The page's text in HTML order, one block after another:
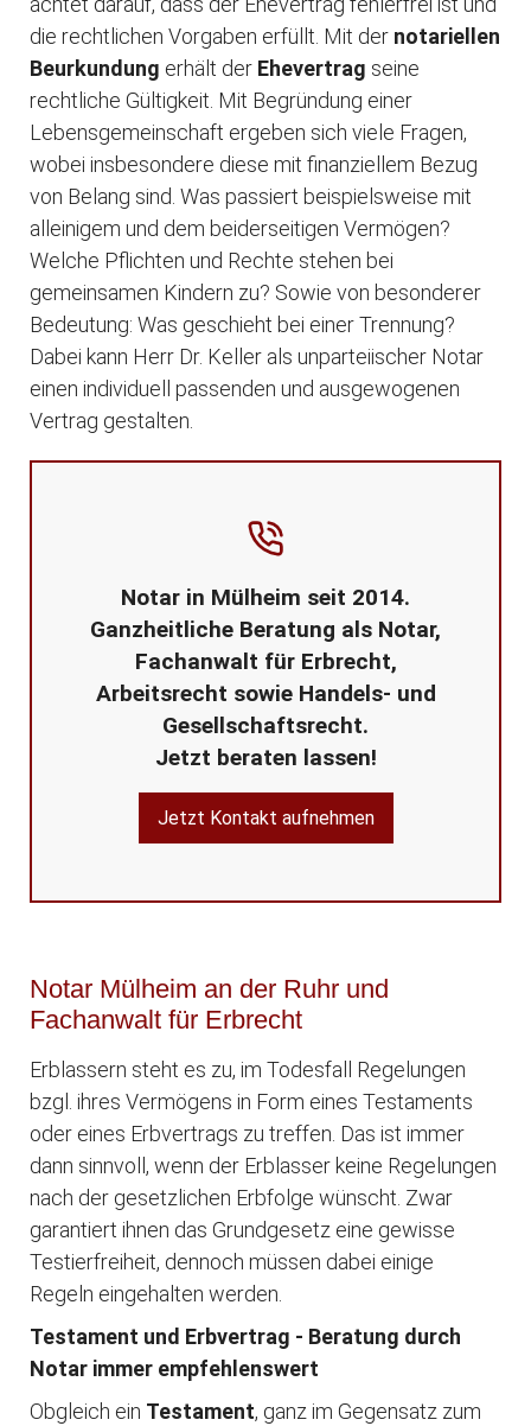
die rechtlichen Vorgaben erfüllt. Mit der notariellen
Beurkundung erhält der Ehevertrag seine
rechtliche Gültigkeit. Mit Begründung einer
Lebensgemeinschaft ergeben sich viele Fragen,
wobei insbesondere diese mit finanziellem Bezug
von Belang sind. Was passiert beispielsweise mit
alleinigem und dem beiderseitigen Vermögen?
Welche Pflichten und Rechte stehen bei
gemeinsamen Kindern zu? Sowie von besonderer
Bedeutung: Was geschieht bei einer Trennung?
Dabei kann Herr Dr. Keller als unparteiischer Notar
einen individuell passenden und ausgewogenen
Vertrag gestalten.
Notar in Mülheim seit 2014.
Ganzheitliche Beratung als Notar,
Fachanwalt für Erbrecht,
Arbeitsrecht sowie Handels- und
Gesellschaftsrecht.
Jetzt beraten lassen!
Jetzt Kontakt aufnehmen
Notar Mülheim an der Ruhr und
Fachanwalt für Erbrecht
Erblassern steht es zu, im Todesfall Regelungen
bzgl. ihres Vermögens in Form eines Testaments
oder eines Erbvertrags zu treffen. Das ist immer
dann sinnvoll, wenn der Erblasser keine Regelungen
nach der gesetzlichen Erbfolge wünscht. Zwar
garantiert ihnen das Grundgesetz eine gewisse
Testierfreiheit, dennoch müssen dabei einige
Regeln eingehalten werden.
Testament und Erbvertrag - Beratung durch
Notar immer empfehlenswert
Obgleich ein Testament, ganz im Gegensatz zum